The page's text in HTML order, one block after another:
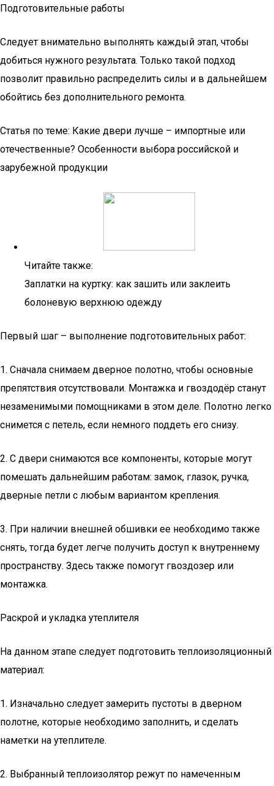
Подготовительные работы
Следует внимательно выполнять каждый этап, чтобы
добиться нужного результата. Только такой подход
позволит правильно распределить силы и в дальнейшем
обойтись без дополнительного ремонта.
Статья по теме: Какие двери лучше – импортные или
отечественные? Особенности выбора российской и
зарубежной продукции
Читайте также:
Заплатки на куртку: как зашить или заклеить
болоневую верхнюю одежду
Первый шаг – выполнение подготовительных работ:
1. Сначала снимаем дверное полотно, чтобы основные
препятствия отсутствовали. Монтажка и гвоздодёр станут
незаменимыми помощниками в этом деле. Полотно легко
снимется с петель, если немного поддеть его снизу.
2. С двери снимаются все компоненты, которые могут
помешать дальнейшим работам: замок, глазок, ручка,
дверные петли с любым вариантом крепления.
3. При наличии внешней обшивки ее необходимо также
снять, тогда будет легче получить доступ к внутреннему
пространству. Здесь также помогут гвоздозер или
монтажка.
Раскрой и укладка утеплителя
На данном этапе следует подготовить теплоизоляционный
материал:
1. Изначально следует замерить пустоты в дверном
полотне, которые необходимо заполнить, и сделать
наметки на утеплителе.
2. Выбранный теплоизолятор режут по намеченным